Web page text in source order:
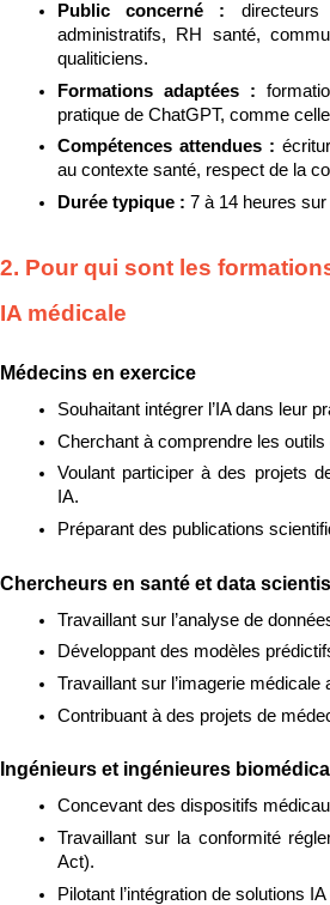
Public concerné : directeurs
administratifs, RH santé,
qualiticiens.
Formations adaptées :
pratique de ChatGPT, comme
Compétences attendues :
au contexte santé, respect de la
Durée typique : 7 à 14 heures
2. Pour qui sont les
IA médicale
Médecins en exercice
Souhaitant intégrer l’IA dans leur
Cherchant à comprendre les
Voulant participer à des projets
IA.
Préparant des publications
Chercheurs en santé et data
Travaillant sur l’analyse de
Développant des modèles
Travaillant sur l’imagerie médicale
Contribuant à des projets de
Ingénieurs et ingénieures
Concevant des dispositifs
Travaillant sur la conformité
Act).
Pilotant l’intégration de solutions